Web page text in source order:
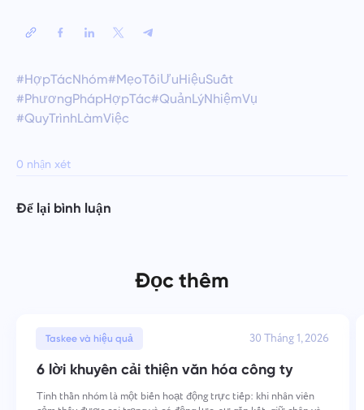
#HợpTácNhóm#MẹoTốiƯuHiệuSuất
#PhươngPhápHợpTác#QuảnLýNhiệmVụ
#QuyTrìnhLàmViệc
0 nhận xét
Để lại bình luận
Đọc thêm
Taskee và hiệu quả 30 Tháng 1, 2026
6 lời khuyên cải thiện văn hóa công ty
Tinh thần nhóm là một biến hoạt động trực tiếp: khi nhân viên